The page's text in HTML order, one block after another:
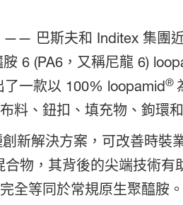
巴斯夫和 Inditex 集團
6 (PA6，又稱尼龍 6)
一款以 100% loopamid®
料、鈕扣、填充物、鉤環
創新解決方案，可改善時裝
物，其背後的尖端技術
全等同於常規原生聚醯胺。